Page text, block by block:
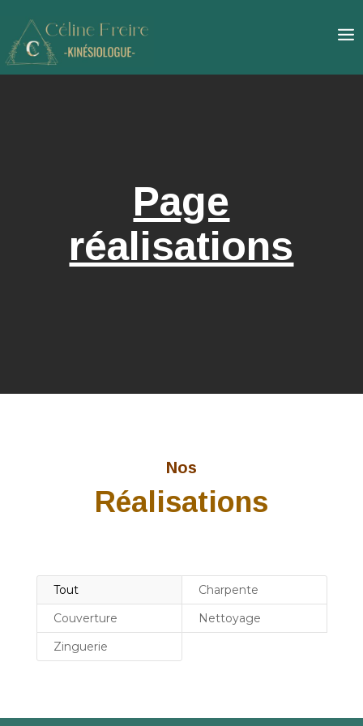
Page
réalisations
Nos
Réalisations
Tout
Charpente
Couverture
Nettoyage
Zinguerie